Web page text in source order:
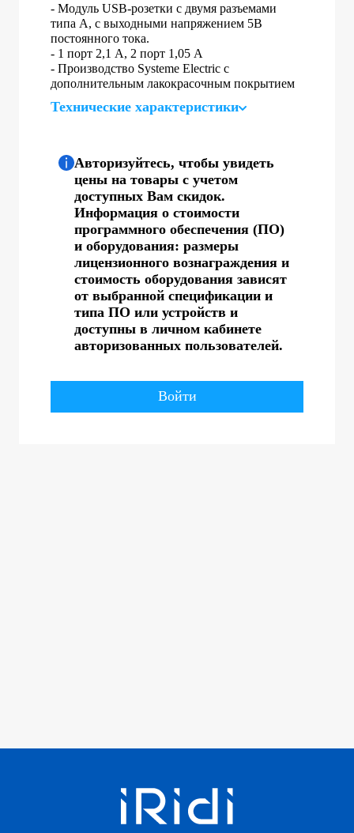
- Модуль USB-розетки с двумя разъемами
типа A, с выходными напряжением 5В
постоянного тока.
- 1 порт 2,1 A, 2 порт 1,05 А
- Производство Systeme Electric с
дополнительным лакокрасочным покрытием
Технические характеристики
Авторизуйтесь, чтобы увидеть
цены на товары с учетом
доступных Вам скидок.
Информация о стоимости
программного обеспечения (ПО)
и оборудования: размеры
лицензионного вознаграждения и
стоимость оборудования зависят
от выбранной спецификации и
типа ПО или устройств и
доступны в личном кабинете
авторизованных пользователей.
Войти